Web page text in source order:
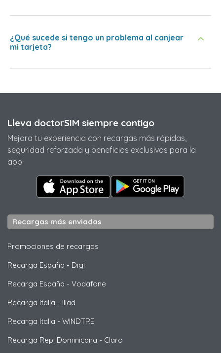
¿Qué sucede si tengo un problema al canjear
mi tarjeta?
Lleva doctorSIM siempre contigo
Mejora tu experiencia con recargas más rápidas,
seguridad reforzada y beneficios exclusivos para la
app.
Recargas más enviadas
Promociones de recargas
Recarga España - Digi
Recarga España - Vodafone
Recarga Italia - Iliad
Recarga Italia - WINDTRE
Recarga Rep. Dominicana - Claro